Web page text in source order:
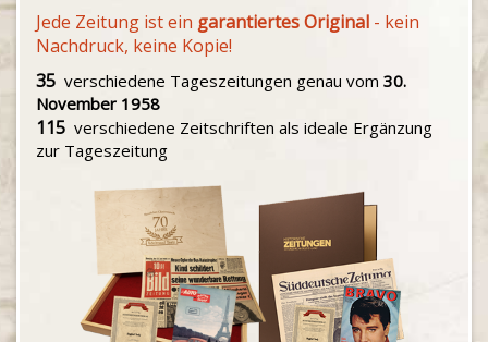
Jede Zeitung ist ein garantiertes Original - kein
Nachdruck, keine Kopie!
35 verschiedene Tageszeitungen genau vom 30.
November 1958
115 verschiedene Zeitschriften als ideale Ergänzung
zur Tageszeitung